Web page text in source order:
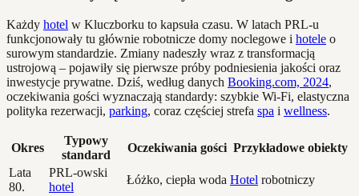
Każdy hotel w Kluczborku to kapsuła czasu. W latach PRL-u
funkcjonowały tu głównie robotnicze domy noclegowe i hotele o
surowym standardzie. Zmiany nadeszły wraz z transformacją
ustrojową – pojawiły się pierwsze próby podniesienia jakości oraz
inwestycje prywatne. Dziś, według danych Booking.com, 2024,
oczekiwania gości wyznaczają standardy: szybkie Wi-Fi, elastyczna
polityka rezerwacji, parking, coraz częściej strefa spa i wellness.
Okres
Typowy
standard
Oczekiwania gości Przykładowe obiekty
Lata
80.
PRL-owski
hotel
Łóżko, ciepła woda Hotel robotniczy